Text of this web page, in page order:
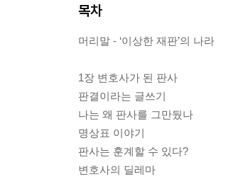
목차
머리말 - ‘이상한 재판’의 나라
1장 변호사가 된 판사
판결이라는 글쓰기
나는 왜 판사를 그만뒀나
명상표 이야기
판사는 훈계할 수 있다?
변호사의 딜레마